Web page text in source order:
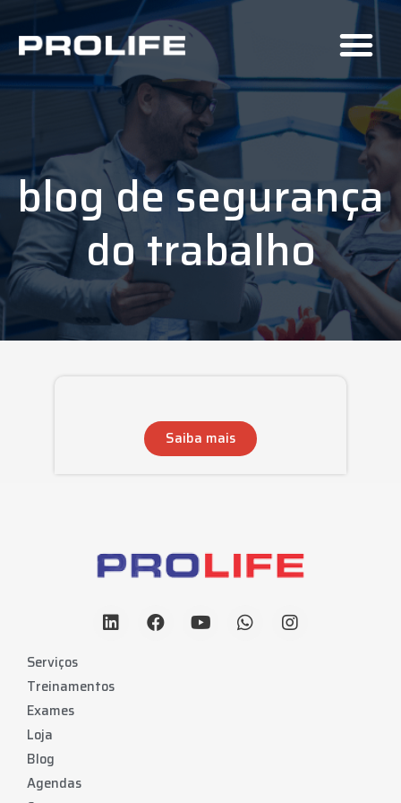
blog de segurança
do trabalho
Saiba mais
Serviços
Treinamentos
Exames
Loja
Blog
Agendas